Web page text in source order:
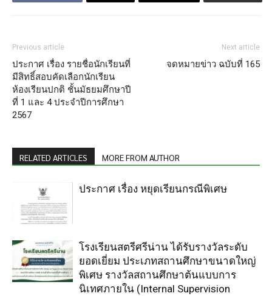
Previous article
ประกาศ เรื่อง รายชื่อนักเรียนที่
มีสิทธิ์สอบคัดเลือกนักเรียน
ห้องเรียนปกติ ชั้นมัธยมศึกษาปี
ที่ 1 และ 4 ประจำปีการศึกษา
2567
Next article
จดหมายข่าว ฉบับที่ 165
RELATED ARTICLES MORE FROM AUTHOR
ประกาศ เรื่อง หยุดเรียนกรณีพิเศษ
โรงเรียนสตรีศรีน่าน ได้รับรางวัลระดับ
ยอดเยี่ยม ประเภทสถานศึกษาขนาดใหญ่
พิเศษ รางวัลสถานศึกษาต้นแบบการ
นิเทศภายใน (Internal Supervision